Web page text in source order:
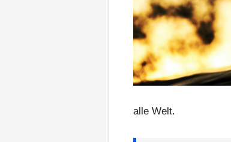
alle Welt.